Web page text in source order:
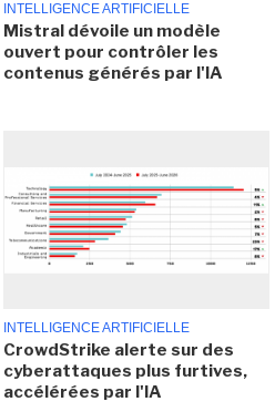
INTELLIGENCE ARTIFICIELLE
Mistral dévoile un modèle
ouvert pour contrôler les
contenus générés par l'IA
INTELLIGENCE ARTIFICIELLE
CrowdStrike alerte sur des
cyberattaques plus furtives,
accélérées par l'IA